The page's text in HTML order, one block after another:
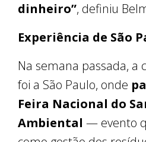
dinheiro”, definiu
Experiência de São
Na semana passada, a
foi a São Paulo, onde
Feira Nacional do
Ambiental — evento